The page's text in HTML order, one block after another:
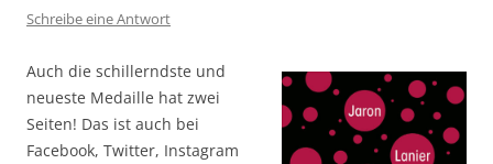
Schreibe eine Antwort
Auch die schillerndste und
neueste Medaille hat zwei
Seiten! Das ist auch bei
Facebook, Twitter, Instagram